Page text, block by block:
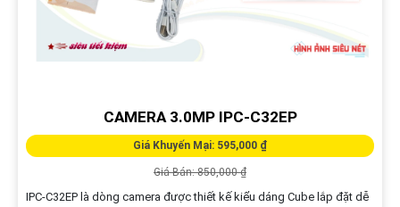
CAMERA 3.0MP IPC-C32EP
Giá Khuyến Mại: 595,000 ₫
Giá Bán: 850,000 ₫
IPC-C32EP là dòng camera được thiết kế kiểu dáng Cube lắp đặt dễ